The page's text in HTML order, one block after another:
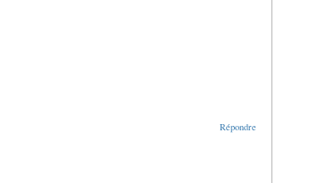
Répondre